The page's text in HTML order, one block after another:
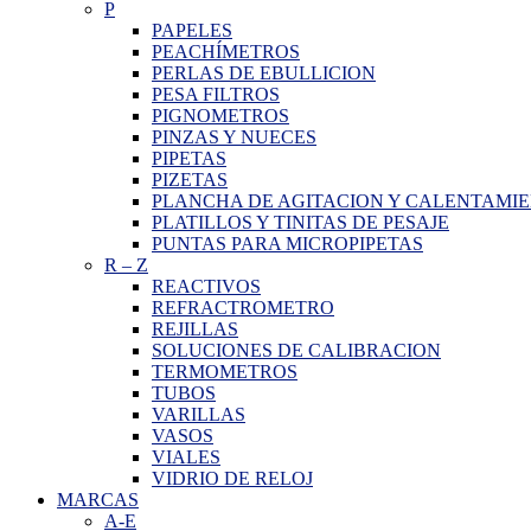
P
PAPELES
PEACHÍMETROS
PERLAS DE EBULLICION
PESA FILTROS
PIGNOMETROS
PINZAS Y NUECES
PIPETAS
PIZETAS
PLANCHA DE AGITACION Y
PLATILLOS Y TINITAS DE PESAJE
PUNTAS PARA MICROPIPETAS
R – Z
REACTIVOS
REFRACTROMETRO
REJILLAS
SOLUCIONES DE CALIBRACION
TERMOMETROS
TUBOS
VARILLAS
VASOS
VIALES
VIDRIO DE RELOJ
MARCAS
A-E